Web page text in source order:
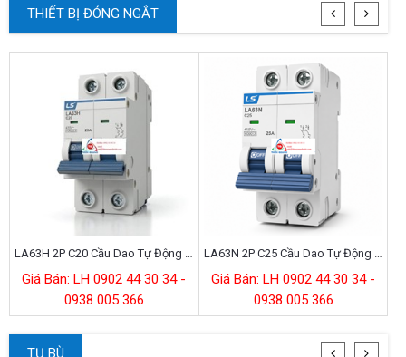
THIẾT BỊ ĐÓNG NGẮT
Giá Bán: LH 0902 44 30 34 -
0938 005 366
Giá Bán: LH 0902 44 30 34 -
0938 005 366
TỤ BÙ